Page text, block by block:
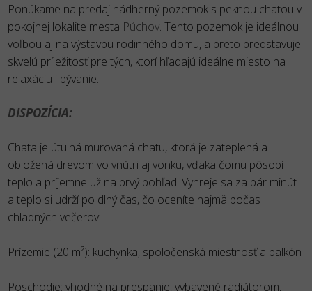
Ponúkame na predaj nádherný pozemok s peknou chatou v
pokojnej lokalite mesta Púchov. Tento pozemok je ideálnou
voľbou aj na výstavbu rodinného domu, a preto predstavuje
skvelú príležitosť pre tých, ktorí hľadajú ideálne miesto na
relaxáciu i bývanie.
DISPOZÍCIA:
Chata je útulná murovaná chatu, ktorá je zateplená a
obložená drevom vo vnútri aj vonku, vďaka čomu pôsobí
teplo a príjemne už na prvý pohľad. Vyhreje sa za pár minút
a teplo si udrží po dlhý čas, čo oceníte najmä počas
chladných večerov.
Prízemie (20 m²): kuchynka, spoločenská miestnosť a balkón
Poschodie: vhodné na prespanie, vybavené radiátorom,